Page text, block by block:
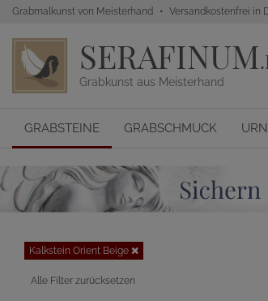
Grabmalkunst von Meisterhand Versandkostenfrei in
SERAFINUM
Grabkunst aus Meisterhand
GRABSTEINE GRABSCHMUCK
Kalkstein Orient Beige
Alle Filter zurücksetzen